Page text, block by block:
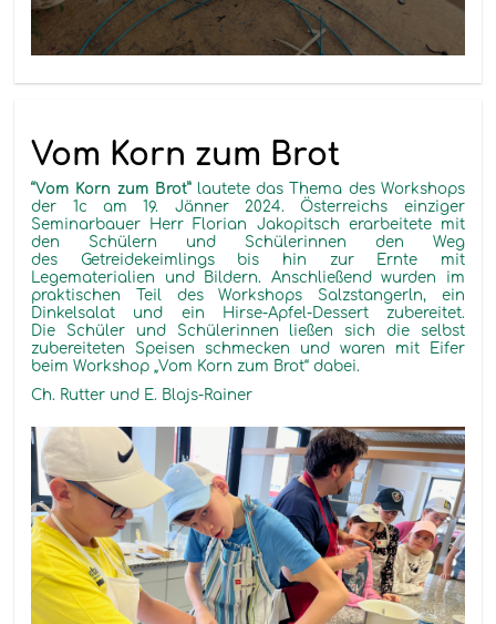
Vom Korn zum Brot
“Vom Korn zum Brot” lautete das Thema des Workshops
der 1c am 19. Jänner 2024. Österreichs einziger
Seminarbauer Herr Florian Jakopitsch erarbeitete mit
den Schülern und Schülerinnen den Weg
des Getreidekeimlings bis hin zur Ernte mit
Legematerialien und Bildern. Anschließend wurden im
praktischen Teil des Workshops Salzstangerln, ein
Dinkelsalat und ein Hirse-Apfel-Dessert zubereitet.
Die Schüler und Schülerinnen ließen sich die selbst
zubereiteten Speisen schmecken und waren mit Eifer
beim Workshop „Vom Korn zum Brot“ dabei.
Ch. Rutter und E. Blajs-Rainer